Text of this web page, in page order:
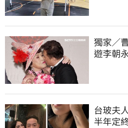
獨家／
遊李朝
台玻夫
半年定